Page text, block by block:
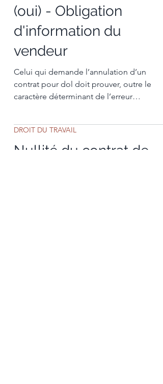
(oui) - Obligation
d'information du
vendeur
Celui qui demande l’annulation d’un
contrat pour dol doit prouver, outre le
caractère déterminant de l’erreur
DROIT DU TRAVAIL
Nullité du contrat de